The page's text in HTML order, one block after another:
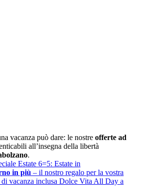
vacanza può dare: le nostre offerte ad
all’insegna della libertà
.
Estate 6=5: Estate in
in più – il nostro regalo per la vostra
vacanza inclusa Dolce Vita All Day a